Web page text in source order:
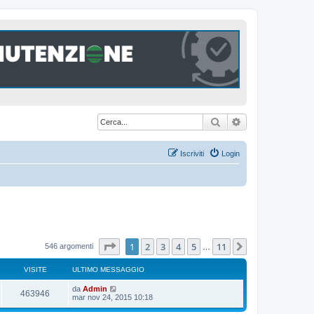
Cerca
Login
Iscriviti
546 argomenti Pagina1 di
1 2 3 4 5 11
VISITE ULTIMO MESSAGGIO
463946
i
U
l
da Admin
mar nov 24, 2015 10:18